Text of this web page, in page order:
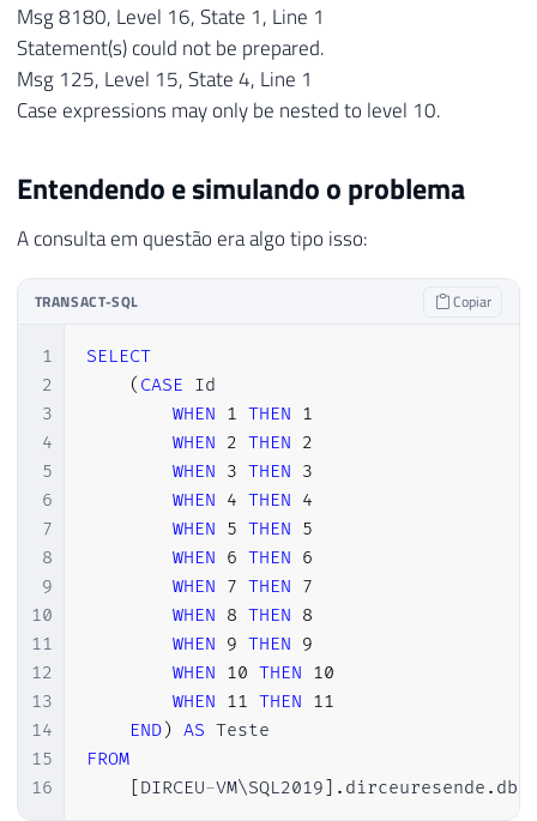
Msg 8180, Level 16, State 1, Line 1
Statement(s) could not be prepared.
Msg 125, Level 15, State 4, Line 1
Case expressions may only be nested to level 10.
Entendendo e simulando o problema
A consulta em questão era algo tipo isso:
TRANSACT-SQL Copiar
1
2
3
4
5
6
7
8
9
10
11
12
13
14
15
16
SELECT
( CASE Id
WHEN 1 THEN 1
WHEN 2 THEN 2
WHEN 3 THEN 3
WHEN 4 THEN 4
WHEN 5 THEN 5
WHEN 6 THEN 6
WHEN 7 THEN 7
WHEN 8 THEN 8
WHEN 9 THEN 9
WHEN 10 THEN 10
WHEN 11 THEN 11
END) AS
FROM
[DIRCEU-VM\SQL2019] . dirceuresende . dbo